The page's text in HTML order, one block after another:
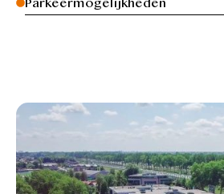
Parkeermogelijkheden